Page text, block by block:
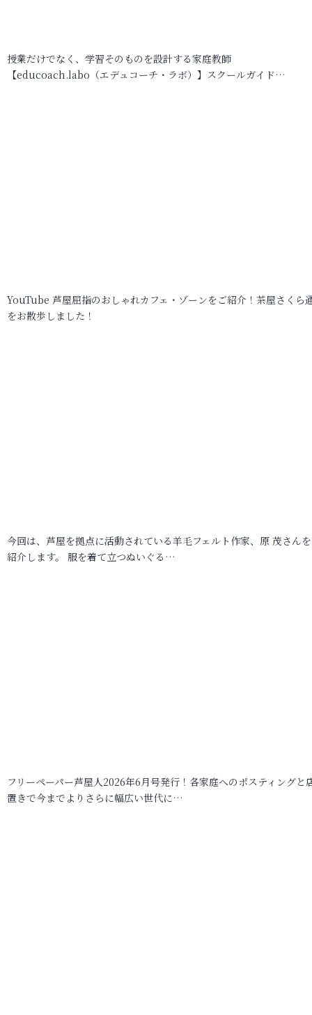
授業だけでなく、学習そのものを設計する家庭教師
【educoach.labo（エデュコーチ・ラボ）】スクールガイド…
YouTube 芦屋屈指のおしゃれカフェ・ゾーンをご紹介！茶屋さくら
をお散歩しました！
今回は、芦屋を拠点に活動されている羊毛フェルト作家、原 茂さん
紹介します。 服を着て立つぬいぐる…
フリーペーパー芦屋人2026年6月号発行！各家庭へのポスティングと
置きで今までよりさらに幅広い世代に…